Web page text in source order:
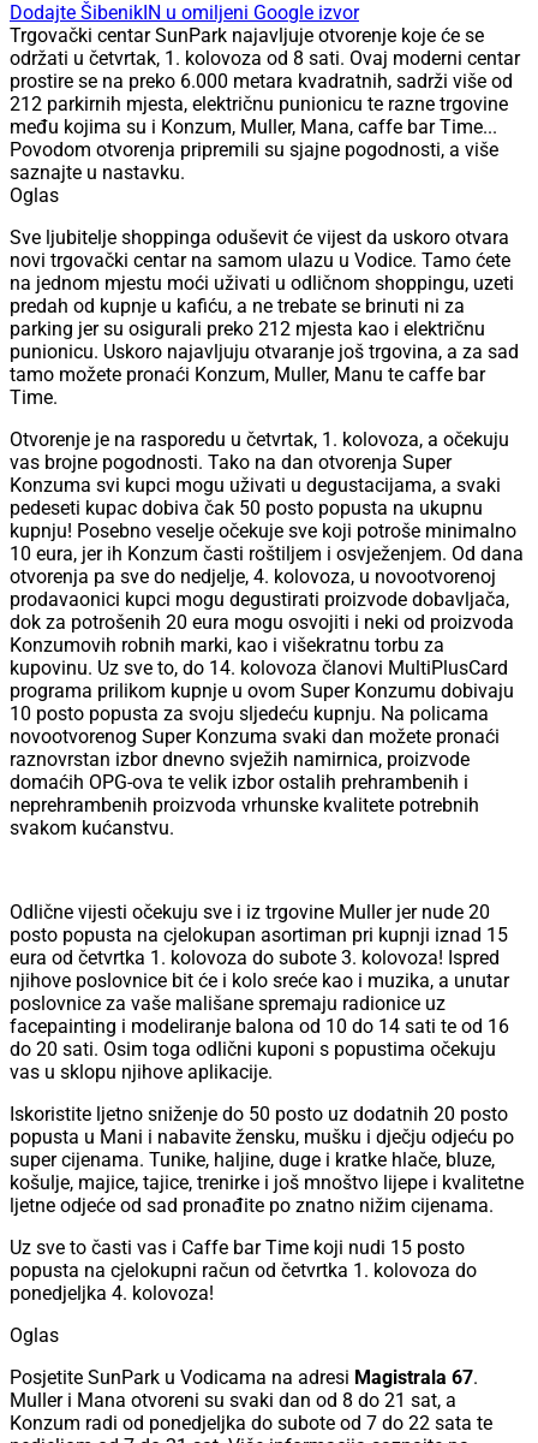
Dodajte ŠibenikIN u omiljeni Google izvor
Trgovački centar SunPark najavljuje otvorenje koje će se
održati u četvrtak, 1. kolovoza od 8 sati. Ovaj moderni centar
prostire se na preko 6.000 metara kvadratnih, sadrži više od
212 parkirnih mjesta, električnu punionicu te razne trgovine
među kojima su i Konzum, Muller, Mana, caffe bar Time...
Povodom otvorenja pripremili su sjajne pogodnosti, a više
saznajte u nastavku.
Oglas
Sve ljubitelje shoppinga oduševit će vijest da uskoro otvara
novi trgovački centar na samom ulazu u Vodice. Tamo ćete
na jednom mjestu moći uživati u odličnom shoppingu, uzeti
predah od kupnje u kafiću, a ne trebate se brinuti ni za
parking jer su osigurali preko 212 mjesta kao i električnu
punionicu. Uskoro najavljuju otvaranje još trgovina, a za sad
tamo možete pronaći Konzum, Muller, Manu te caffe bar
Time.
Otvorenje je na rasporedu u četvrtak, 1. kolovoza, a očekuju
vas brojne pogodnosti. Tako na dan otvorenja Super
Konzuma svi kupci mogu uživati u degustacijama, a svaki
pedeseti kupac dobiva čak 50 posto popusta na ukupnu
kupnju! Posebno veselje očekuje sve koji potroše minimalno
10 eura, jer ih Konzum časti roštiljem i osvježenjem. Od dana
otvorenja pa sve do nedjelje, 4. kolovoza, u novootvorenoj
prodavaonici kupci mogu degustirati proizvode dobavljača,
dok za potrošenih 20 eura mogu osvojiti i neki od proizvoda
Konzumovih robnih marki, kao i višekratnu torbu za
kupovinu. Uz sve to, do 14. kolovoza članovi MultiPlusCard
programa prilikom kupnje u ovom Super Konzumu dobivaju
10 posto popusta za svoju sljedeću kupnju. Na policama
novootvorenog Super Konzuma svaki dan možete pronaći
raznovrstan izbor dnevno svježih namirnica, proizvode
domaćih OPG-ova te velik izbor ostalih prehrambenih i
neprehrambenih proizvoda vrhunske kvalitete potrebnih
svakom kućanstvu.
Odlične vijesti očekuju sve i iz trgovine Muller jer nude 20
posto popusta na cjelokupan asortiman pri kupnji iznad 15
eura od četvrtka 1. kolovoza do subote 3. kolovoza! Ispred
njihove poslovnice bit će i kolo sreće kao i muzika, a unutar
poslovnice za vaše mališane spremaju radionice uz
facepainting i modeliranje balona od 10 do 14 sati te od 16
do 20 sati. Osim toga odlični kuponi s popustima očekuju
vas u sklopu njihove aplikacije.
Iskoristite ljetno sniženje do 50 posto uz dodatnih 20 posto
popusta u Mani i nabavite žensku, mušku i dječju odjeću po
super cijenama. Tunike, haljine, duge i kratke hlače, bluze,
košulje, majice, tajice, trenirke i još mnoštvo lijepe i kvalitetne
ljetne odjeće od sad pronađite po znatno nižim cijenama.
Uz sve to časti vas i Caffe bar Time koji nudi 15 posto
popusta na cjelokupni račun od četvrtka 1. kolovoza do
ponedjeljka 4. kolovoza!
Oglas
Posjetite SunPark u Vodicama na adresi Magistrala 67.
Muller i Mana otvoreni su svaki dan od 8 do 21 sat, a
Konzum radi od ponedjeljka do subote od 7 do 22 sata te